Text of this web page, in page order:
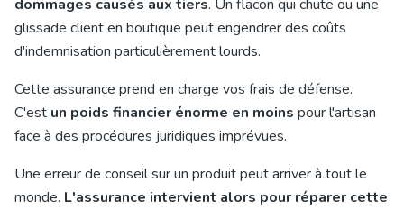
dommages causés aux tiers. Un flacon qui chute ou une
glissade client en boutique peut engendrer des coûts
d'indemnisation particulièrement lourds.
Cette assurance prend en charge vos frais de défense.
C'est un poids financier énorme en moins pour l'artisan
face à des procédures juridiques imprévues.
Une erreur de conseil sur un produit peut arriver à tout le
monde. L'assurance intervient alors pour réparer cette